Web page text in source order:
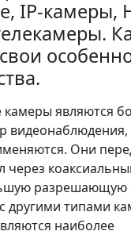
IP-камеры,
камеры являются
видеонаблюдения,
Они
через
разрешающую
другими типами
наиболее